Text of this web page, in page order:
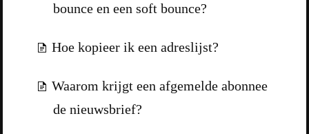
bounce en een soft bounce?
Hoe kopieer ik een adreslijst?
Waarom krijgt een afgemelde abonnee
de nieuwsbrief?